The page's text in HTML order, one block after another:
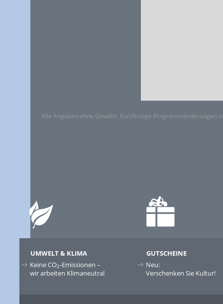
Alle Angaben ohne Gewähr. Kurzfristige Programmänderungen
UMWELT & KLIMA
Keine CO2-Emissionen –
wir arbeiten Klimaneutral
GUTSCHEINE
Neu:
Verschenken Sie Kultur!